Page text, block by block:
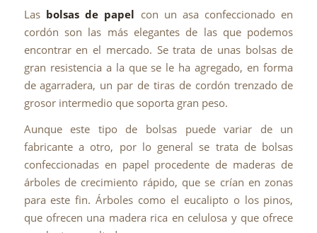
Las bolsas de papel con un asa confeccionado en
cordón son las más elegantes de las que podemos
encontrar en el mercado. Se trata de unas bolsas de
gran resistencia a la que se le ha agregado, en forma
de agarradera, un par de tiras de cordón trenzado de
grosor intermedio que soporta gran peso.
Aunque este tipo de bolsas puede variar de un
fabricante a otro, por lo general se trata de bolsas
confeccionadas en papel procedente de maderas de
árboles de crecimiento rápido, que se crían en zonas
para este fin. Árboles como el eucalipto o los pinos,
que ofrecen una madera rica en celulosa y que ofrece